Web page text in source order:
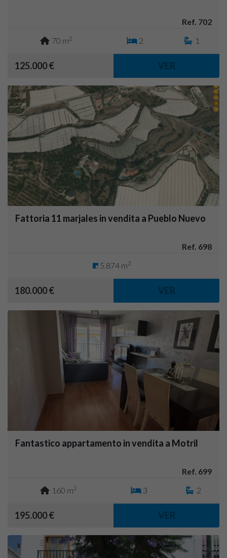
Ref. 702
70 m2 2 1
125.000 € VER
Fattoria 11 marjales in vendita a Pueblo Nuevo
Ref. 698
5.874 m2
180.000 € VER
Fantastico appartamento in vendita a Motril
Ref. 699
160 m2 3 2
195.000 € VER